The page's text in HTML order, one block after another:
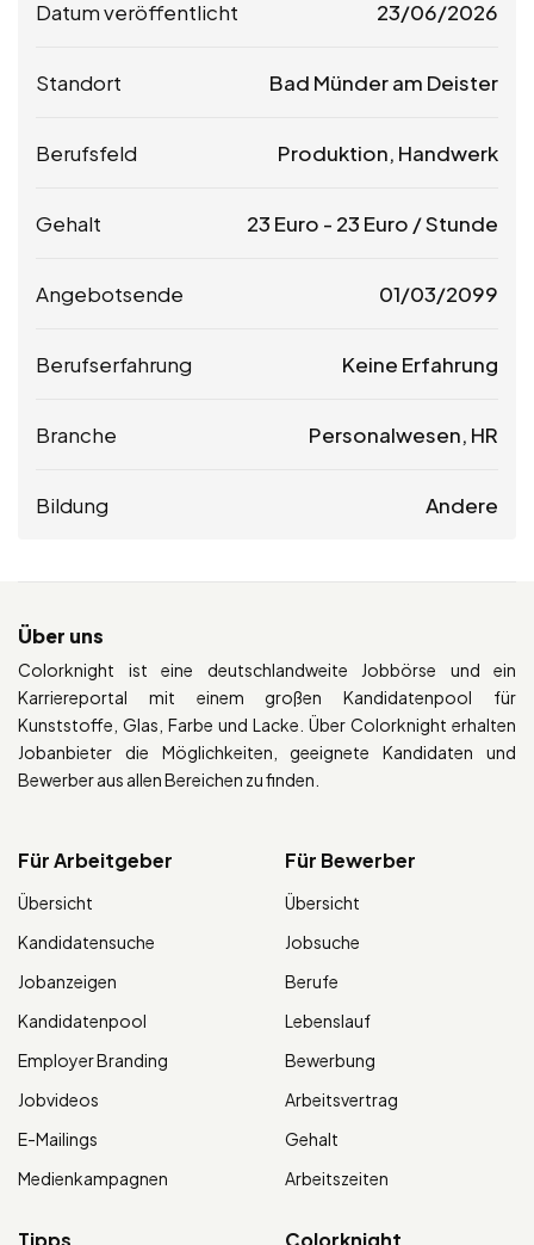
Datum veröffentlicht 23/06/2026
Standort Bad Münder am Deister
Berufsfeld Produktion, Handwerk
Gehalt 23 Euro - 23 Euro / Stunde
Angebotsende 01/03/2099
Berufserfahrung Keine Erfahrung
Branche Personalwesen, HR
Bildung Andere
Über uns
Colorknight ist eine deutschlandweite Jobbörse und ein
Karriereportal mit einem großen Kandidatenpool für
Kunststoffe, Glas, Farbe und Lacke. Über Colorknight erhalten
Jobanbieter die Möglichkeiten, geeignete Kandidaten und
Bewerber aus allen Bereichen zu finden.
Für Arbeitgeber
Übersicht
Kandidatensuche
Jobanzeigen
Kandidatenpool
Employer Branding
Jobvideos
E-Mailings
Medienkampagnen
Für Bewerber
Übersicht
Jobsuche
Berufe
Lebenslauf
Bewerbung
Arbeitsvertrag
Gehalt
Arbeitszeiten
Tipps Colorknight